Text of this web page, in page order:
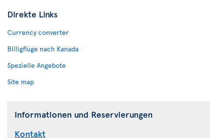
Direkte Links
Currency converter
Billigflüge nach Kanada
Spezielle Angebote
Site map
Informationen und Reservierungen
Kontakt